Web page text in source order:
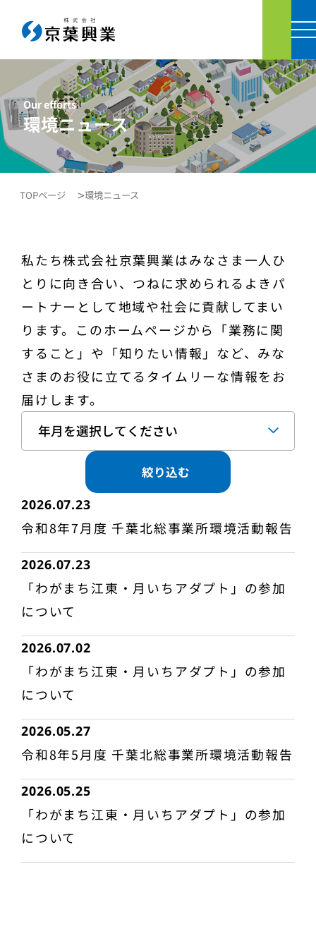
お問
Our efforts
環境ニュース
TOPページ 環境ニュース
私たち株式会社京葉興業はみなさま一人ひ
とりに向き合い、つねに求められるよきパ
ートナーとして地域や社会に貢献してまい
ります。このホームページから「業務に関
すること」や「知りたい情報」など、みな
さまのお役に立てるタイムリーな情報をお
届けします。
絞り込む
2026.07.23
令和8年7月度 千葉北総事業所環境活動報告
2026.07.23
「わがまち江東・月いちアダプト」の参加
について
2026.07.02
「わがまち江東・月いちアダプト」の参加
について
2026.05.27
令和8年5月度 千葉北総事業所環境活動報告
2026.05.25
「わがまち江東・月いちアダプト」の参加
について